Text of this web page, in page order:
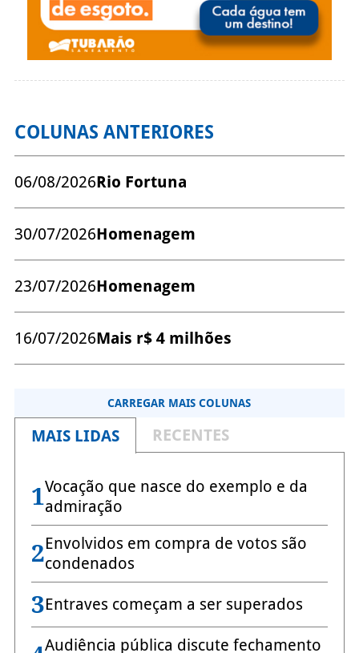
COLUNAS ANTERIORES
06/08/2026Rio Fortuna
30/07/2026Homenagem
23/07/2026Homenagem
16/07/2026Mais r$ 4 milhões
CARREGAR MAIS COLUNAS
MAIS LIDAS RECENTES
1Vocação que nasce do exemplo e da
admiração
2Envolvidos em compra de votos são
condenados
3Entraves começam a ser superados
Audiência pública discute fechamento